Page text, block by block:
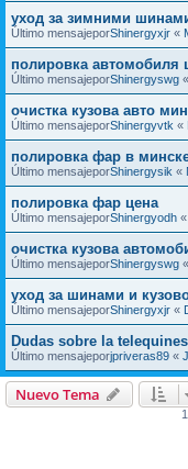
уход за зимними
Último mensajeporShinergyxjr «
полировка автомобиля
Último mensajeporShinergyswg «
очистка кузова авто
Último mensajeporShinergyvtk «
полировка фар в
Último mensajeporShinergysik «
полировка фар цена
Último mensajeporShinergyodh «
очистка кузова
Último mensajeporShinergyswg «
уход за шинами и
Último mensajeporShinergyxjr «
Dudas sobre la
Último mensajeporjpriveras89 «
Nuevo Tema